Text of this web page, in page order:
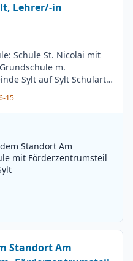
Lehrer/-in
Schule St. Nicolai mit
m.
Sylt auf Sylt Schulart:
Stadt: Nordfriesland
A13 1. Fach: Deutsch
Unbefristet
Besetzungstermin:
15.06.2026
15
Standort Am
mit Förderzentrumsteil
Standort Am